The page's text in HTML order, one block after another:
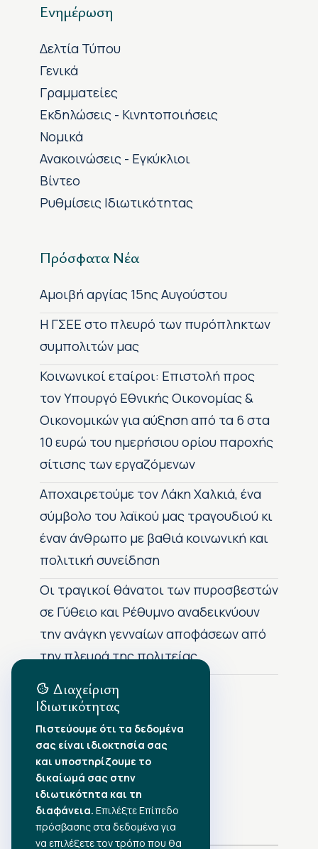
Ενημέρωση
Δελτία Τύπου
Γενικά
Γραμματείες
Εκδηλώσεις - Κινητοποιήσεις
Νομικά
Ανακοινώσεις - Εγκύκλιοι
Βίντεο
Ρυθμίσεις Ιδιωτικότητας
Πρόσφατα Νέα
Αμοιβή αργίας 15ης Αυγούστου
H ΓΣΕΕ στο πλευρό των πυρόπληκτων
συμπολιτών μας
Κοινωνικοί εταίροι: Επιστολή προς
τον Υπουργό Εθνικής Οικονομίας &
Οικονομικών για αύξηση από τα 6 στα
10 ευρώ του ημερήσιου ορίου παροχής
σίτισης των εργαζόμενων
Αποχαιρετούμε τον Λάκη Χαλκιά, ένα
σύμβολο του λαϊκού μας τραγουδιού κι
έναν άνθρωπο με βαθιά κοινωνική και
πολιτική συνείδηση
Οι τραγικοί θάνατοι των πυροσβεστών
σε Γύθειο και Ρέθυμνο αναδεικνύουν
την ανάγκη γενναίων αποφάσεων από
την πλευρά της πολιτείας
Αρχείο Δημοσιεύσεων
•Αύγουστος 2026
•Ιούλιος 2026
•Ιούνιος 2026
•Μάιος 2026
•Απρίλιος 2026
•Μάρτιος 2026
Διαχείριση
Ιδιωτικότητας
Πιστεύουμε ότι τα δεδομένα
σας είναι ιδιοκτησία σας
και υποστηρίζουμε το
δικαίωμά σας στην
ιδιωτικότητα και τη
διαφάνεια. Επιλέξτε Επίπεδο
πρόσβασης στα δεδομένα για
να επιλέξετε τον τρόπο που θα